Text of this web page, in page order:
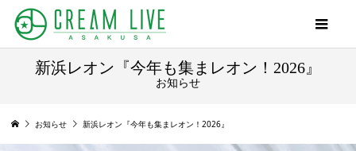
新浜レオン『今年も集まレオン！2026』
お知らせ
お知らせ 新浜レオン『今年も集まレオン！2026』